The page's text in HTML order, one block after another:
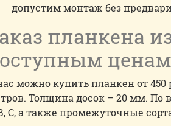
допустим монтаж без
планкена
ценам
можно купить планкен от
Толщина досок – 20 мм. По
С, а также промежуточные